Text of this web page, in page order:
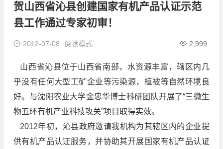
贺山西省沁县创建国家有机产品认证示范
县工作通过专家初审！
2012-07-08 2,999
阅读模式
山西省沁县位于山西省南部，水资源丰富，辖区内几
乎没有任何大型工矿企业等污染源，植被等自然环境良
好。与沈阳农业大学金忠华博士科研团队开展了“三微生
物五环有机产业科技攻关”项目取得实效。
2012年初，沁县政府邀请我机构为其辖区内的企业提
供有机产品认证服务，并协助其开展国家有机产品认证